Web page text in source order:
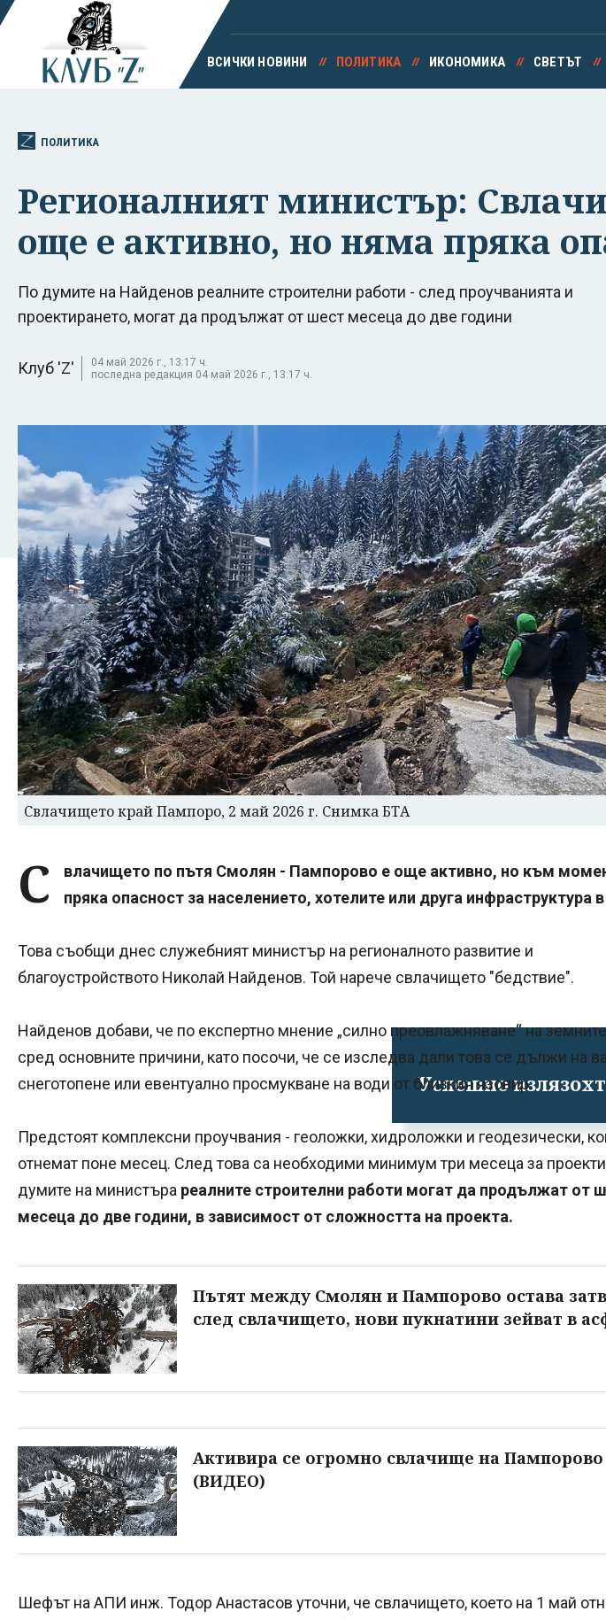
Успешно
ВСИЧКИ НОВИНИ ПОЛИТИКА ИКОНОМИКА СВЕТЪТ
ПОЛИТИКА
Регионалният министър:
още е активно, но няма пряка
По думите на Найденов реалните строителни работи - след проучванията и
проектирането, могат да продължат от шест месеца до две години
Клуб 'Z'
04 май 2026 г., 13:17 ч.
последна редакция 04 май 2026 г., 13:17 ч.
Свлачището край Пампоро, 2 май 2026 г. Снимка БТА
С
влачището по пътя Смолян - Пампорово е още активно, но към
пряка опасност за населението, хотелите или друга инфраструктура
Това съобщи днес служебният министър на регионалното развитие и
благоустройството Николай Найденов. Той нарече свлачището "бедствие".
Найденов добави, че по експертно мнение „силно преовлажняване“ на
сред основните причини, като посочи, че се изследва дали това се дължи на
снеготопене или евентуално просмукване на води от близкия язовир.
Предстоят комплексни проучвания - геоложки, хидроложки и геодезически,
отнемат поне месец. След това са необходими минимум три месеца за
думите на министъра реалните строителни работи могат да продължат от
месеца до две години, в зависимост от сложността на проекта.
Пътят между Смолян и Пампорово остава
след свлачището, нови пукнатини зейват в
Активира се огромно свлачище на Пампорово
(ВИДЕО)
Шефът на АПИ инж. Тодор Анастасов уточни, че свлачището, което на 1 май